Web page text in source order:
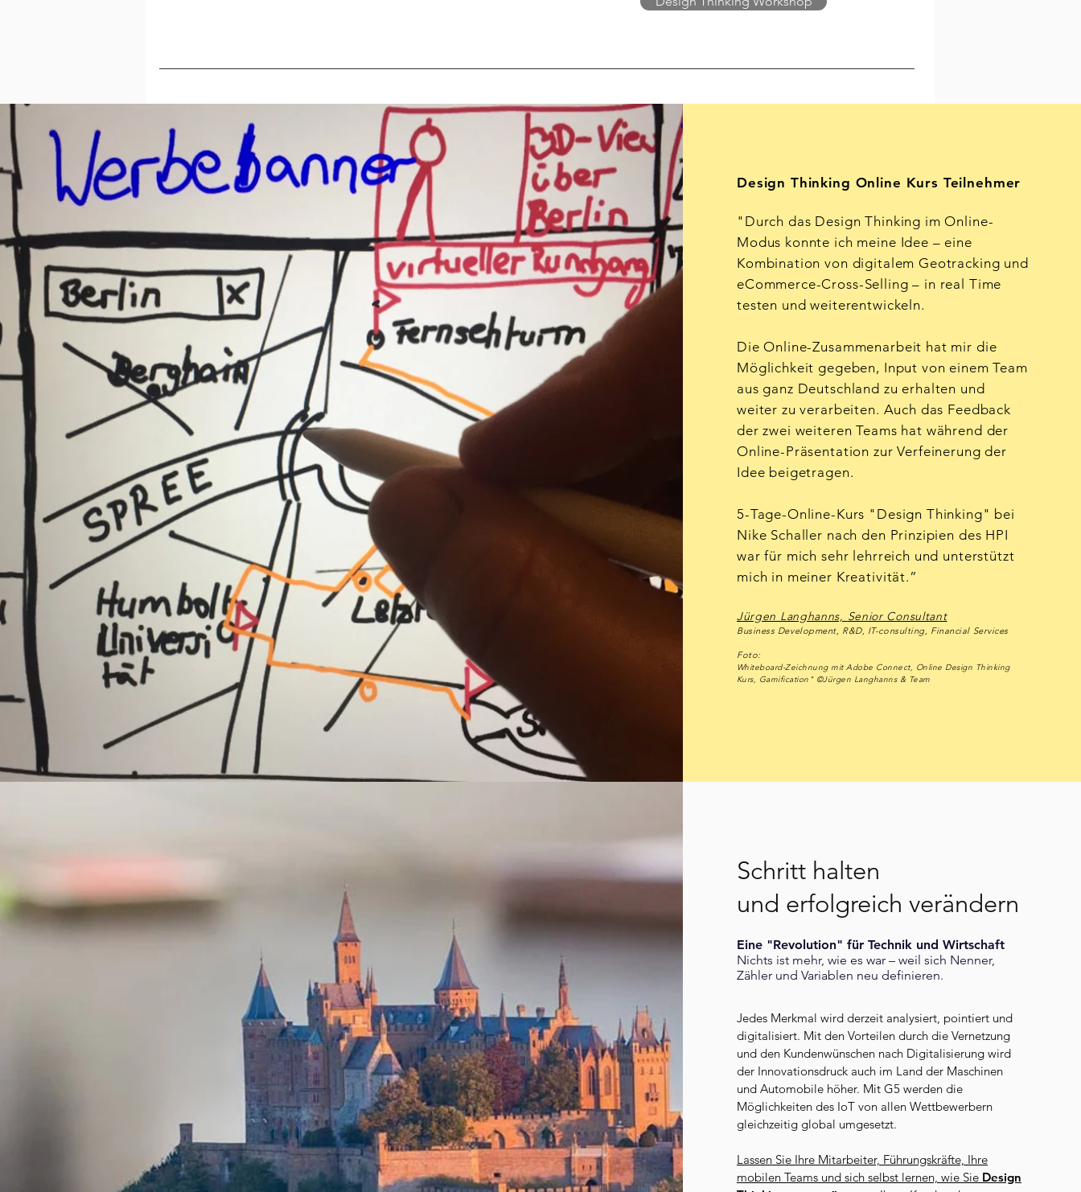
Design Thinking Online Kurs Teilnehmer
"Durch das Design Thinking im Online-
Modus konnte ich meine Idee – eine
Kombination von digitalem Geotracking und
eCommerce-Cross-Selling – in real Time
testen und weiterentwickeln.
Die Online-Zusammenarbeit hat mir die
Möglichkeit gegeben, Input von einem Team
aus ganz Deutschland zu erhalten und
weiter zu verarbeiten. Auch das Feedback
der zwei weiteren Teams hat während der
Online-Präsentation zur Verfeinerung der
Idee beigetragen.
5-Tage-Online-Kurs "Design Thinking" bei
Nike Schaller nach den Prinzipien des HPI
war für mich sehr lehrreich und unterstützt
mich in meiner Kreativität.”
Jürgen Langhanns, Senior Consultant
Business Development, R&D, IT-consulting, Financial Services
Foto:
Whiteboard-Zeichnung mit Adobe Connect, Online Design Thinking
Kurs, Gamification" ©Jürgen Langhanns & Team
Schritthalten
und erfolgreich verändern
Eine "Revolution" für Technikund Wirtschaft
Nichts ist mehr, wie es war – weil sich Nenner,
Zähler und Variablen neu definieren.
Jedes Merkmal wird derzeit analysiert, pointiert und
digitalisiert. Mit den Vorteilen durch die Vernetzung
und den Kundenwünschen nach Digitalisierung wird
der Innovationsdruck auch im Land der Maschinen
und Automobile höher. Mit G5 werden die
Möglichkeiten des IoT von allen Wettbewerbern
gleichzeitig global umgesetzt.
Lassen Sie Ihre Mitarbeiter, Führungskräfte, Ihre
mobilen Teams und sich selbst lernen, wie Sie Design